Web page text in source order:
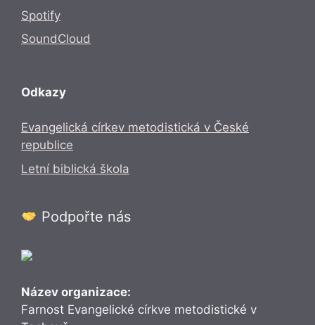
Spotify
SoundCloud
Odkazy
Evangelická církev metodistická v České
republice
Letní biblická škola
Podpořte nás
Název organizace:
Farnost Evangelické církve metodistické v